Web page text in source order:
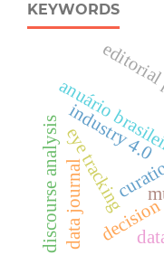
KEYWORDS
anuário
eye tracking
decision
data journal
discourse analysisindustry 4.0